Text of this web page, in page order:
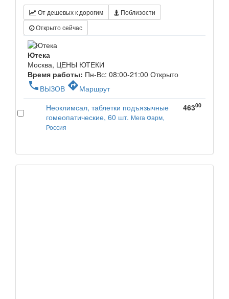
От дешевых к дорогим
Поблизости
Открыто сейчас
Ютека
Москва, ЦЕНЫ ЮТЕКИ
Время работы: Пн-Вс: 08:00-21:00 Открыто
phone ВЫЗОВ directionsМаршрут
Неоклимсал, таблетки подъязычные
гомеопатические, 60 шт. Мега Фарм,
Россия
46300